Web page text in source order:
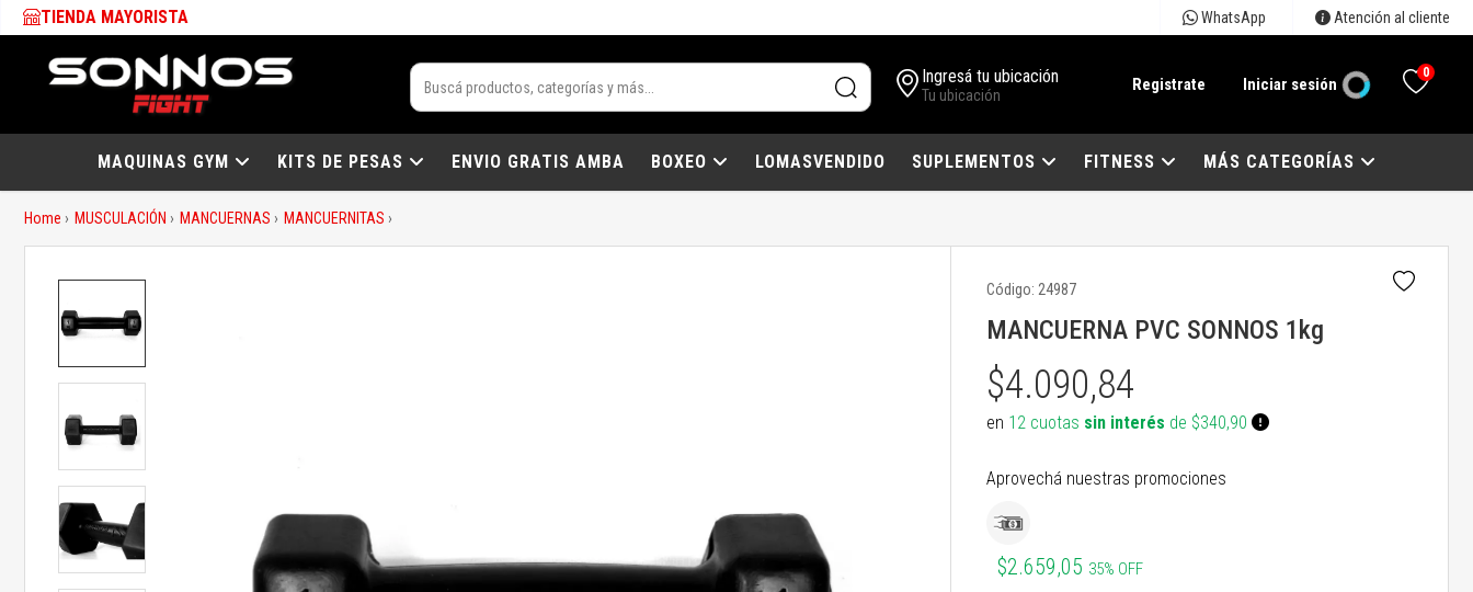
TIENDA MAYORISTA WhatsApp Atención al cliente
Ingresá tu ubicación
Tu ubicación
Registrate Iniciar sesión
0
MAQUINAS GYM KITS DE PESAS ENVIO GRATIS AMBA BOXEO LOMASVENDIDO SUPLEMENTOS FITNESS MÁS CATEGORÍAS
Home MUSCULACIÓN MANCUERNAS MANCUERNITAS
Código: 24987
MANCUERNA PVC SONNOS 1kg
$4.090,84
en 12 cuotas sin interés de $340,90
Aprovechá nuestras promociones
$2.659,05 35% OFF